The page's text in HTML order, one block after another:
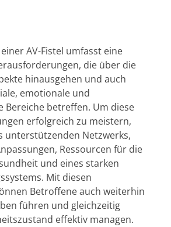
AV-Fistel umfasst eine
die über die
hinausgehen und auch
emotionale und
Bereiche betreffen. Um diese
erfolgreich zu meistern,
unterstützenden Netzwerks,
Ressourcen für die
und eines starken
Mit diesen
Betroffene auch weiterhin
führen und gleichzeitig
effektiv managen.